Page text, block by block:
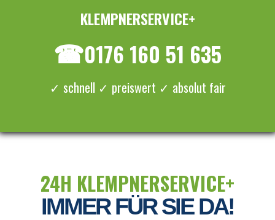
KLEMPNERSERVICE+
☎0176 160 51 635
✓ schnell ✓ preiswert ✓ absolut fair
24H KLEMPNERSERVICE+
IMMER FÜR SIE DA!